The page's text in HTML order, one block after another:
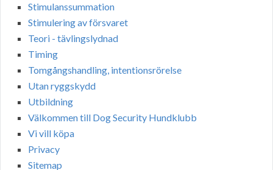
Stimulanssummation
Stimulering av försvaret
Teori - tävlingslydnad
Timing
Tomgångshandling, intentionsrörelse
Utan ryggskydd
Utbildning
Välkommen till Dog Security Hundklubb
Vi vill köpa
Privacy
Sitemap